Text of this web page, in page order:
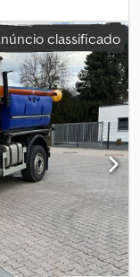
diesel,
km, cor:branco,
16 ,
mm, largura total:
1979,
cabo, O veículo está
pelo livro de
posse desde
de 6 litros com 110
2 assentos com
em pasta,
levado à
(TÜV) e
classificado